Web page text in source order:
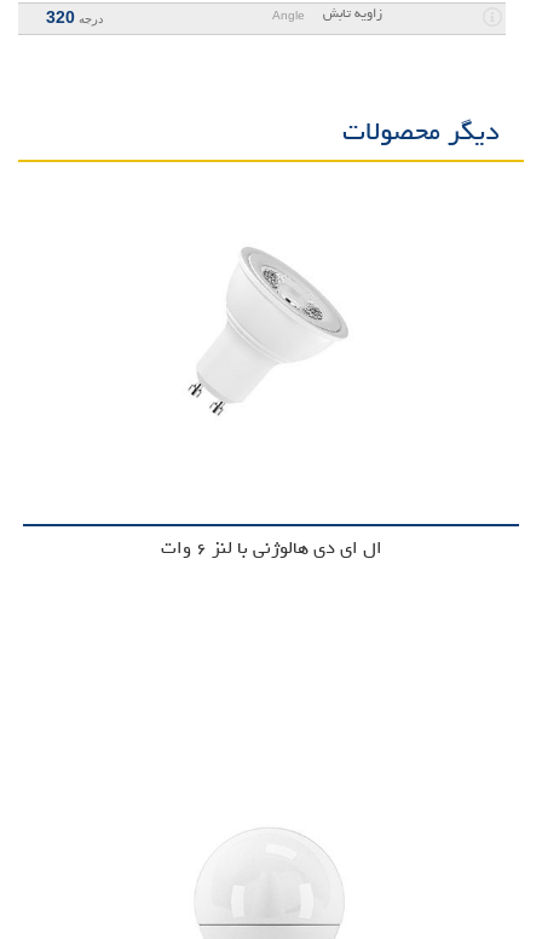
زاویه تابش Angle درجه 320
دیگر محصولات
ال ای دی هالوژنی با لنز 6 وات